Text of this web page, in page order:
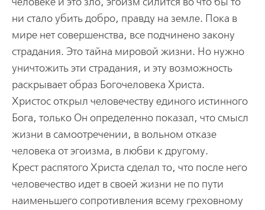
ни стало убить добро, правду на земле. Пока в
мире нет совершенства, все подчинено закону
страдания. Это тайна мировой жизни. Но нужно
уничтожить эти страдания, и эту возможность
раскрывает образ Богочеловека Христа.
Христос открыл человечеству единого истинного
Бога, только Он определенно показал, что смысл
жизни в самоотречении, в вольном отказе
человека от эгоизма, в любви к другому.
Крест распятого Христа сделал то, что после него
человечество идет в своей жизни не по пути
наименьшего сопротивления всему греховному